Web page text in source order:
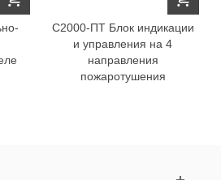
С2000-ПТ Блок индикации
и управления на 4
направления
пожаротушения